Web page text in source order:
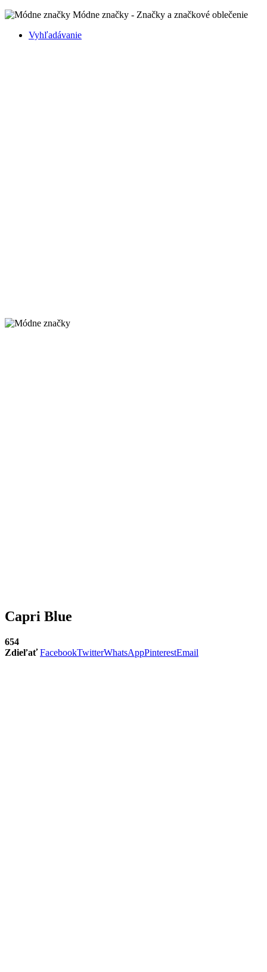
Módne značky - Značky a značkové oblečenie
Vyhľadávanie
Capri Blue
654
Zdieľať FacebookTwitterWhatsAppPinterestEmail